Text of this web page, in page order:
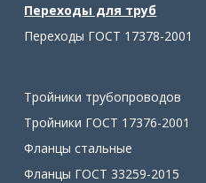
Переходы для труб
Переходы ГОСТ 17378-2001
Тройники трубопроводов
Тройники ГОСТ 17376-2001
Фланцы стальные
Фланцы ГОСТ 33259-2015